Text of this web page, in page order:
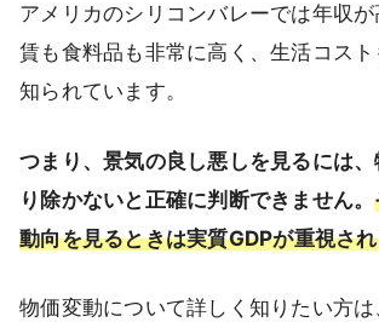
アメリカのシリコンバレーでは年収
賃も食料品も非常に高く、生活コス
知られています。
つまり、景気の良し悪しを見るには
り除かないと正確に判断できません。
動向を見るときは実質GDPが重視さ
物価変動について詳しく知りたい方